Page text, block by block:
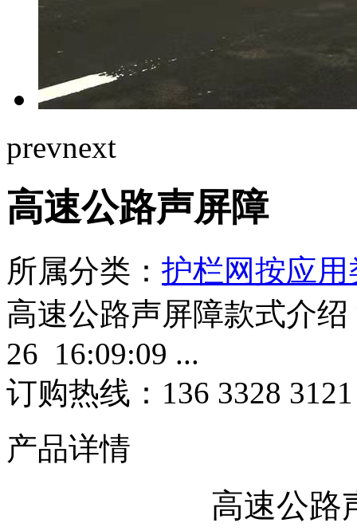
prevnext
高速公路声屏障
所属分类： 护栏网按应
高速公路声屏障款式介
26 16:09:09 ...
订购热线： 136 3328 3121
产品详情
高速公路